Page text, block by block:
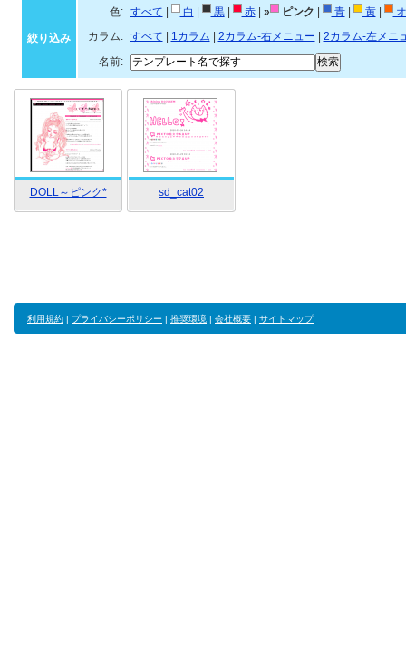
絞り込み
色: すべて 白 黒| 赤| » ピンク 青| 黄|
カラム:
すべて 1カラム 2カラム-右メニュー
2カラム-左メニ
名前:
DOLL～ピンク* sd_cat02
利用規約 | プライバシーポリシー | 推奨環境 | 会社概要 | サイトマップ